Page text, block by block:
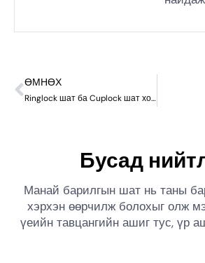
ӨМНӨХ
Ringlock шат ба Cuplock шат хоёрын ялгаа юу вэ?
Бусад
Манай барилгын шат нь таны
хэрхэн өөрчилж болохыг олж
үеийн тавцангийн ашиг тус, үр